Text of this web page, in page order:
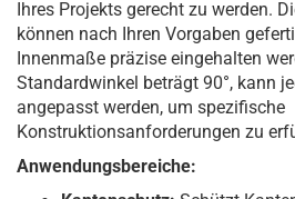
Ihres Projekts gerecht zu werden.
können nach Ihren Vorgaben
Innenmaße präzise eingehalten
Standardwinkel beträgt 90°, kann
angepasst werden, um spezifische
Konstruktionsanforderungen zu
Anwendungsbereiche: